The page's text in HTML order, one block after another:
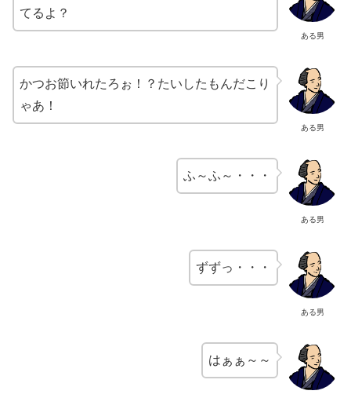
ある男
てるよ？
ある男
かつお節いれたろぉ！？たいしたもんだこり
ゃあ！
ある男
ふ～ふ～・・・
ある男
ずずっ・・・
はぁぁ～～